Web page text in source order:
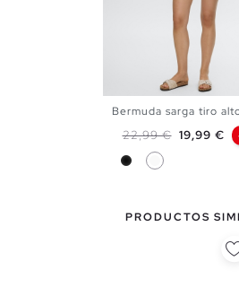
Bermuda sarga tiro
Precio base
22,99 € Precio
19,99 €
NegroBlanco
PRODUCTOS